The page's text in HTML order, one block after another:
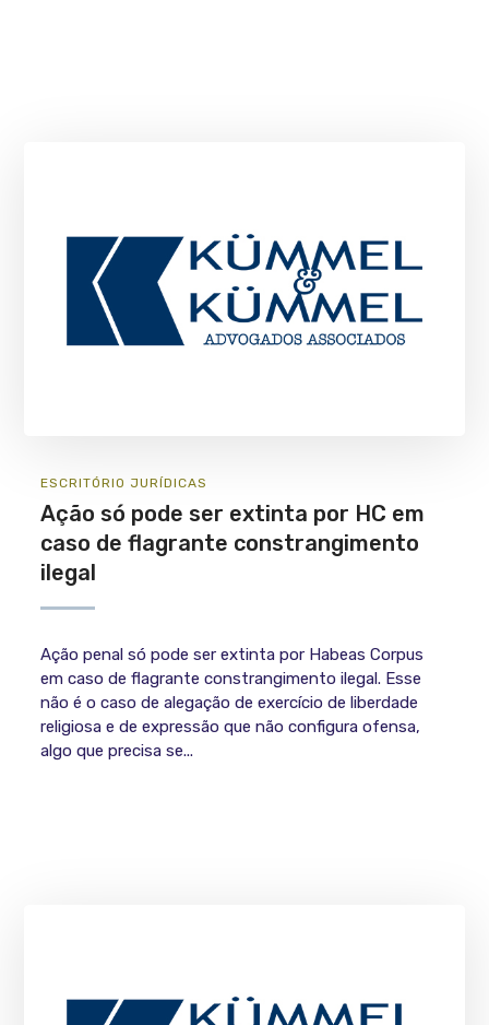
ESCRITÓRIO JURÍ­DICAS
Ação só pode ser extinta por HC em
caso de flagrante constrangimento
ilegal
Ação penal só pode ser extinta por Habeas Corpus
em caso de flagrante constrangimento ilegal. Esse
não é o caso de alegação de exercício de liberdade
religiosa e de expressão que não configura ofensa,
algo que precisa se...